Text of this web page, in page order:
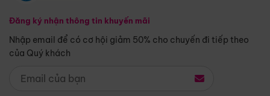
Đăng ký nhận thông tin khuyến mãi
Nhập email để có cơ hội giảm 50% cho chuyến đi tiếp theo
của Quý khách